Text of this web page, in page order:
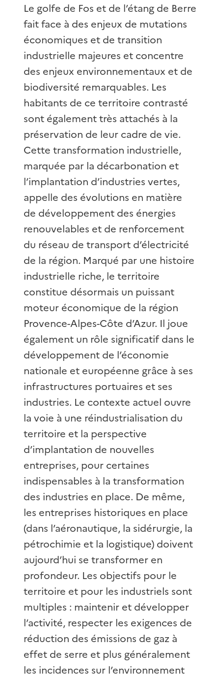
Le golfe de Fos et de l’étang de Berre
fait face à des enjeux de mutations
économiques et de transition
industrielle majeures et concentre
des enjeux environnementaux et de
biodiversité remarquables. Les
habitants de ce territoire contrasté
sont également très attachés à la
préservation de leur cadre de vie.
Cette transformation industrielle,
marquée par la décarbonation et
l’implantation d’industries vertes,
appelle des évolutions en matière
de développement des énergies
renouvelables et de renforcement
du réseau de transport d’électricité
de la région. Marqué par une histoire
industrielle riche, le territoire
constitue désormais un puissant
moteur économique de la région
Provence-Alpes-Côte d’Azur. Il joue
également un rôle significatif dans le
développement de l’économie
nationale et européenne grâce à ses
infrastructures portuaires et ses
industries. Le contexte actuel ouvre
la voie à une réindustrialisation du
territoire et la perspective
d’implantation de nouvelles
entreprises, pour certaines
indispensables à la transformation
des industries en place. De même,
les entreprises historiques en place
(dans l’aéronautique, la sidérurgie, la
pétrochimie et la logistique) doivent
aujourd’hui se transformer en
profondeur. Les objectifs pour le
territoire et pour les industriels sont
multiples : maintenir et développer
l’activité, respecter les exigences de
réduction des émissions de gaz à
effet de serre et plus généralement
les incidences sur l’environnement